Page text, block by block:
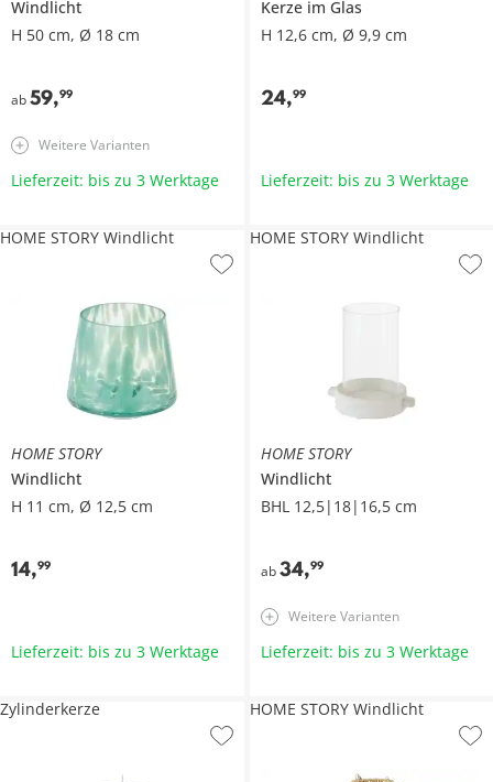
Windlicht
H 50 cm, Ø 18 cm
ab59,99
Weitere Varianten
Lieferzeit: bis zu 3 Werktage
Kerze im Glas
H 12,6 cm, Ø 9,9 cm
24,99
Lieferzeit: bis zu 3 Werktage
HOME STORY
Windlicht
H 11 cm, Ø 12,5 cm
14,99
HOME STORY Windlicht
Lieferzeit: bis zu 3 Werktage
HOME STORY
Windlicht
BHL 12,5|18|16,5 cm
ab 34,99
HOME STORY Windlicht
Weitere Varianten
Lieferzeit: bis zu 3 Werktage
Zylinderkerze HOME STORY Windlicht